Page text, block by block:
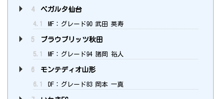
4 ベガルタ仙台
4.1 MF：グレード90 武田 英寿
5 ブラウブリッツ秋田
5.1 MF：グレード94 諸岡 裕人
6 モンテディオ山形
6.1 DF：グレード83 岡本 一真